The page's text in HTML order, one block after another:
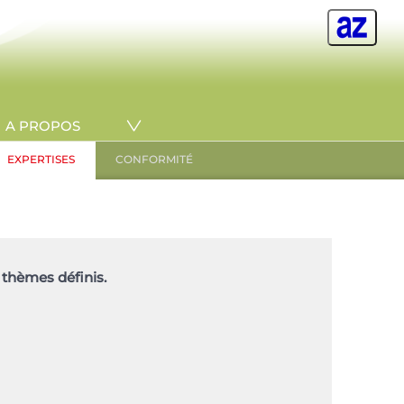
A PROPOS
EXPERTISES CONFORMITÉ
définis.